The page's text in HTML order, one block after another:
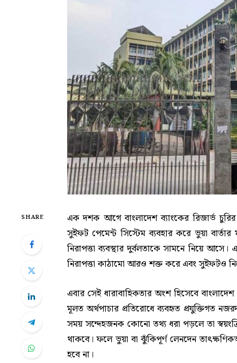
SHARE
এক দশক আগে বাংলাদেশ ব্যাংকের রিজার্ভ
সুইফট পেমেন্ট সিস্টেম ব্যবহার করে ভুয়া
নিরাপত্তা ব্যবস্থার দুর্বলতাকে সামনে নিয়ে
নিরাপত্তা কাঠামো আরও শক্ত করে এবং সুইফটও
এবার সেই ধারাবাহিকতার অংশ হিসেবে
মূলত অর্থপাচার প্রতিরোধে ব্যবহৃত প্রযুক্তিগত
সময় সন্দেহজনক কোনো তথ্য ধরা পড়লে তা
থাকবে। ফলে ভুয়া বা ঝুঁকিপূর্ণ লেনদেন
হবে না।